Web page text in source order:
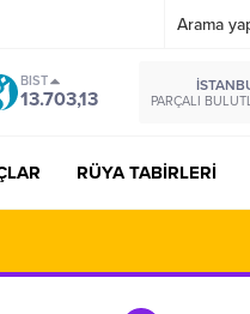
BIST
13.703,13 PARÇALI
RÜYA TABİRLERİ